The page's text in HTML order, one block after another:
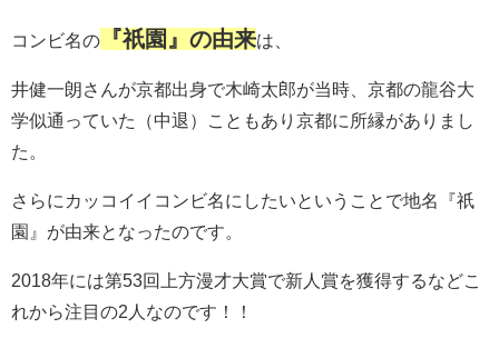
コンビ名の 『祇園』の由来は、
井健一朗さんが京都出身で木崎太郎が当時、京都の龍谷大
学似通っていた（中退）こともあり京都に所縁がありまし
た。
さらにカッコイイコンビ名にしたいということで地名『祇
園』が由来となったのです。
2018年には第53回上方漫才大賞で新人賞を獲得するなどこ
れから注目の2人なのです！！